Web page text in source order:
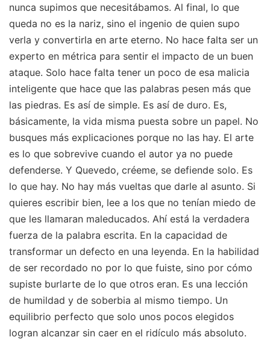
nunca supimos que necesitábamos. Al final, lo que
queda no es la nariz, sino el ingenio de quien supo
verla y convertirla en arte eterno. No hace falta ser un
experto en métrica para sentir el impacto de un buen
ataque. Solo hace falta tener un poco de esa malicia
inteligente que hace que las palabras pesen más que
las piedras. Es así de simple. Es así de duro. Es,
básicamente, la vida misma puesta sobre un papel. No
busques más explicaciones porque no las hay. El arte
es lo que sobrevive cuando el autor ya no puede
defenderse. Y Quevedo, créeme, se defiende solo. Es
lo que hay. No hay más vueltas que darle al asunto. Si
quieres escribir bien, lee a los que no tenían miedo de
que les llamaran maleducados. Ahí está la verdadera
fuerza de la palabra escrita. En la capacidad de
transformar un defecto en una leyenda. En la habilidad
de ser recordado no por lo que fuiste, sino por cómo
supiste burlarte de lo que otros eran. Es una lección
de humildad y de soberbia al mismo tiempo. Un
equilibrio perfecto que solo unos pocos elegidos
logran alcanzar sin caer en el ridículo más absoluto.